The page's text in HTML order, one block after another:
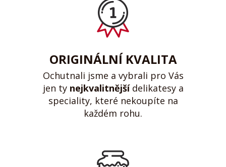
ORIGINÁLNÍ KVALITA
Ochutnali jsme a vybrali pro Vás
jen ty nejkvalitnějšídelikatesy a
speciality, které nekoupíte na
každém rohu.